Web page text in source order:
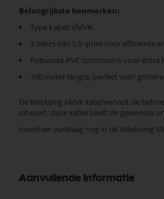
Belangrijkste kenmerken:
Type kabel: XMVK.
3 aders van 1,5 qmm voor efficiënte
Robuuste PVC constructie voor extra
100 meter lengte, perfect voor
De Waskonig XMVK kabelvervult de
uitvoert, deze kabel biedt de gewenste
Investeer vandaag nog in de Waskonig
Aanvullende informatie